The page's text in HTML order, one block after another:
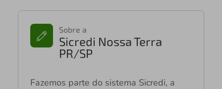
Sobre a
Sicredi Nossa Terra
PR/SP
Fazemos parte do sistema Sicredi, a